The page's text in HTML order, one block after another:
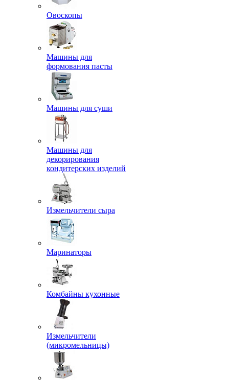
Овоскопы
Машины для
формования пасты
Машины для суши
Машины для
декорирования
кондитерских изделий
Измельчители сыра
Маринаторы
Комбайны кухонные
Измельчители
(микромельницы)